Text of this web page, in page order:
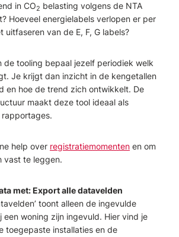
in CO2 belasting volgens de NTA
Hoeveel energielabels verlopen er per
uitfaseren van de E, F, G labels?
de tooling bepaal jezelf periodiek welk
Je krijgt dan inzicht in de kengetallen
en hoe de trend zich ontwikkelt. De
maakt deze tool ideaal als
help over registratiemomenten en om
vast te leggen.
met: Export alle datavelden
toont alleen de ingevulde
woning zijn ingevuld. Hier vind je
toegepaste installaties en de